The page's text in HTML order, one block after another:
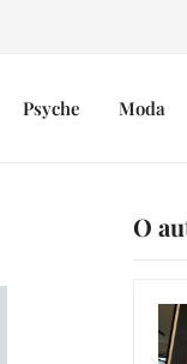
Psyche Moda
O